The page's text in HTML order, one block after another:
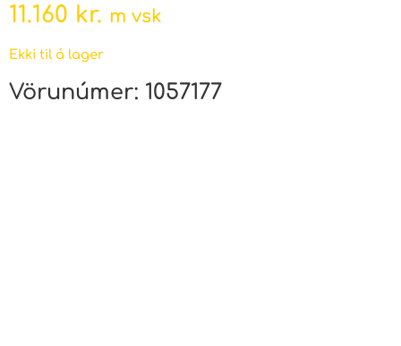
11.160 kr. m vsk
Ekki til á lager
Vörunúmer: 1057177